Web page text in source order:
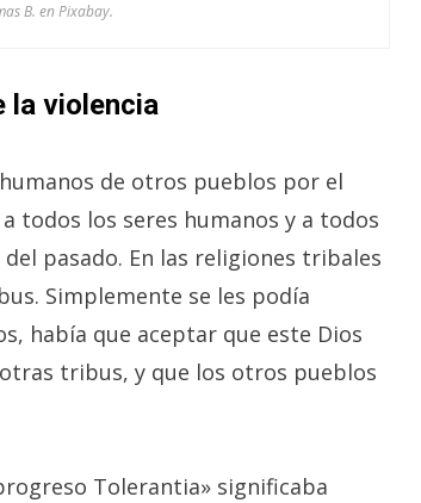
B. en Pixabay.
la violencia
de otros pueblos por el
todos los seres humanos y a todos
pasado. En las religiones tribales
Simplemente se les podía
había que aceptar que este Dios
tribus, y que los otros pueblos
Tolerantia» significaba